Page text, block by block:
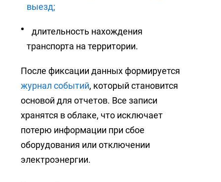
выезд;
длительность нахождения
транспорта на территории.
После фиксации данных формируется
журнал событий, который становится
основой для отчетов. Все записи
хранятся в облаке, что исключает
потерю информации при сбое
оборудования или отключении
электроэнергии.